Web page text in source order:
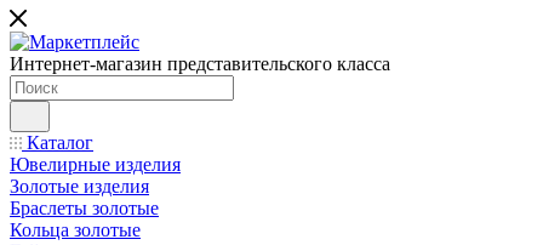
Интернет-магазин представительского класса
Каталог
Ювелирные изделия
Золотые изделия
Браслеты золотые
Кольца золотые